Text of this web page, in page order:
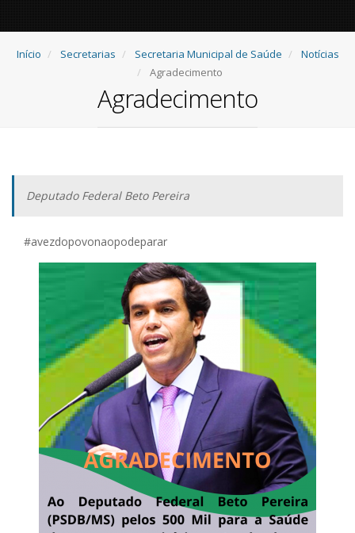
Início Secretarias Secretaria Municipal de Saúde
Notícias
Agradecimento
Agradecimento
Deputado Federal Beto Pereira
#avezdopovonaopodeparar